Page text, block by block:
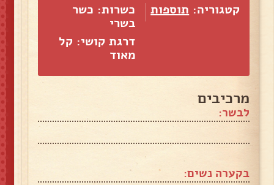
קטגוריה: תוספות
כשרות: כשר
בשרי
דרגת קושי: קל
מאוד
מרכיבים
לבשר:
בקערה נשים: